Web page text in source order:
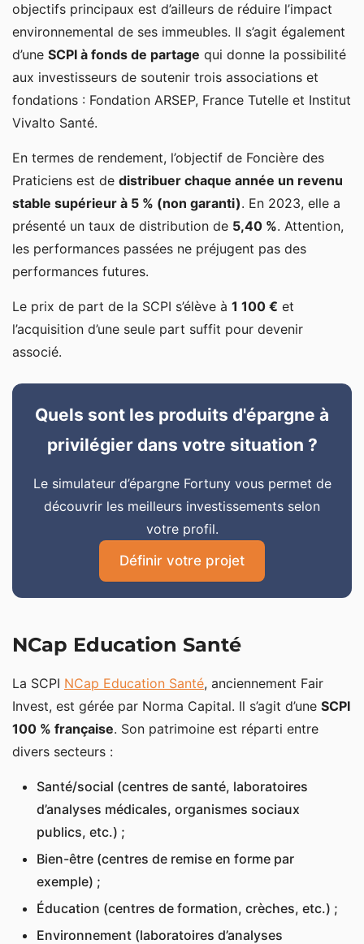
objectifs principaux est d’ailleurs de réduire l’impact
environnemental de ses immeubles. Il s’agit également
d’une SCPI à fonds de partage qui donne la possibilité
aux investisseurs de soutenir trois associations et
fondations : Fondation ARSEP, France Tutelle et Institut
Vivalto Santé.
En termes de rendement, l’objectif de Foncière des
Praticiens est de distribuer chaque année un revenu
stable supérieur à 5 % (non garanti). En 2023, elle a
présenté un taux de distribution de 5,40 %. Attention,
les performances passées ne préjugent pas des
performances futures.
Le prix de part de la SCPI s’élève à 1 100 € et
l’acquisition d’une seule part suffit pour devenir
associé.
Quels sont les produits d'épargne à
privilégier dans votre situation ?
Le simulateur d’épargne Fortuny vous permet de
découvrir les meilleurs investissements selon
votre profil.
Définir votre projet
NCap Education Santé
La SCPI NCap Education Santé, anciennement Fair
Invest, est gérée par Norma Capital. Il s’agit d’une SCPI
100 % française. Son patrimoine est réparti entre
divers secteurs :
Santé/social (centres de santé, laboratoires
d’analyses médicales, organismes sociaux
publics, etc.) ;
Bien-être (centres de remise en forme par
exemple) ;
Éducation (centres de formation, crèches, etc.) ;
Environnement (laboratoires d’analyses